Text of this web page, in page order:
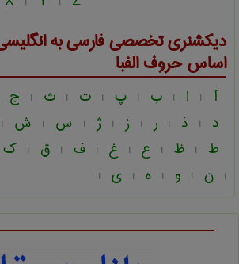
دیکشنری تخصصی فارسی به
اساس حروف الفبا
آ | ا | ب | پ | ت | ث | ج
د | ذ | ر | ز | ژ | س | ش |
ط | ظ | ع | غ | ف | ق | ک
| ن | و | ه | ی |